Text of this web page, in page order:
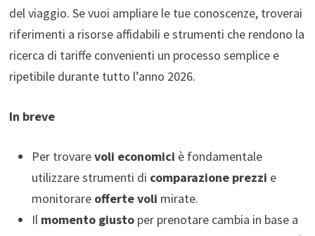
del viaggio. Se vuoi ampliare le tue conoscenze, troverai
riferimenti a risorse affidabili e strumenti che rendono la
ricerca di tariffe convenienti un processo semplice e
ripetibile durante tutto l’anno 2026.
In breve
Per trovarevoli economici è fondamentale
utilizzare strumenti di comparazione prezzi e
monitorare offerte voli mirate.
Il momento giustoper prenotare cambia in base a